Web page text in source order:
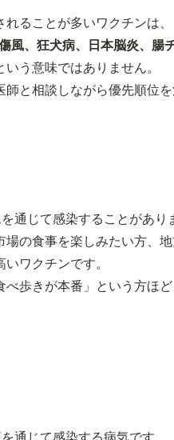
ることが多いワクチンは、
風、狂犬病、日本脳炎、腸
う意味ではありません。
と相談しながら優先順位を
通じて感染することがあり
の食事を楽しみたい方、
ワクチンです。
べ歩きが本番」という方ほ
通じて感染する病気です。